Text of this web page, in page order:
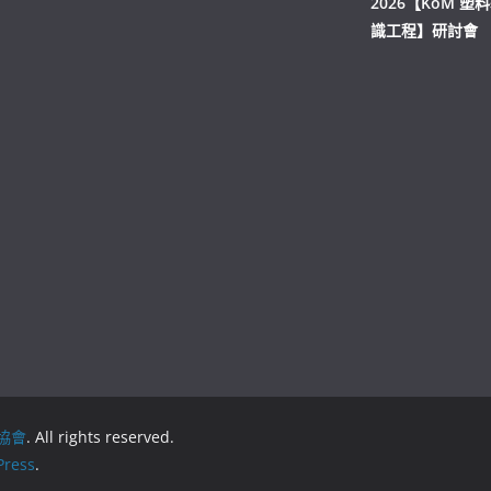
識工程】研討會
會. All rights reserved.
.